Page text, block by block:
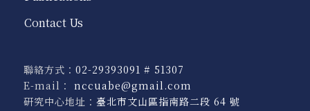
Contact Us
聯絡方式： 02-29393091 # 51307
E-mail： nccuabe@gmail.com
研究中心地址： 臺北市文山區指南路二段 64 號